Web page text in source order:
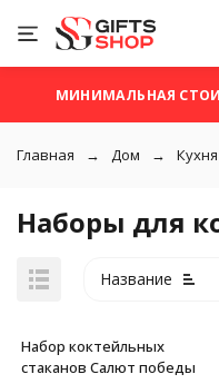
МИНИМАЛЬНАЯ
Главная Дом
Наборы для
Название
Набор коктейльных
стаканов Салют победы